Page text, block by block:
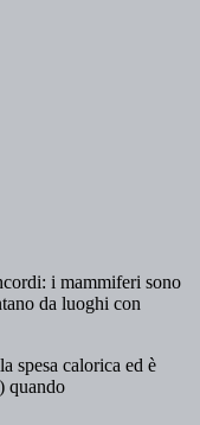
i mammiferi sono
da luoghi con
spesa calorica ed è
quando